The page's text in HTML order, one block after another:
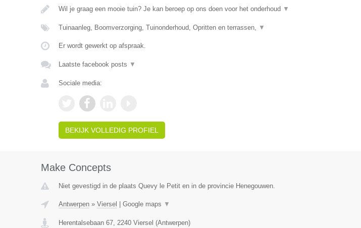
Wil je graag een mooie tuin? Je kan beroep op ons doen voor het onderhoud ▼
Tuinaanleg, Boomverzorging, Tuinonderhoud, Opritten en terrassen, ▼
Er wordt gewerkt op afspraak.
Laatste facebook posts ▼
Sociale media:
BEKIJK VOLLEDIG PROFIEL
Make Concepts
Niet gevestigd in de plaats Quevy le Petit en in de provincie Henegouwen.
Antwerpen» Viersel Google maps ▼
Herentalsebaan 67, 2240 Viersel (Antwerpen)